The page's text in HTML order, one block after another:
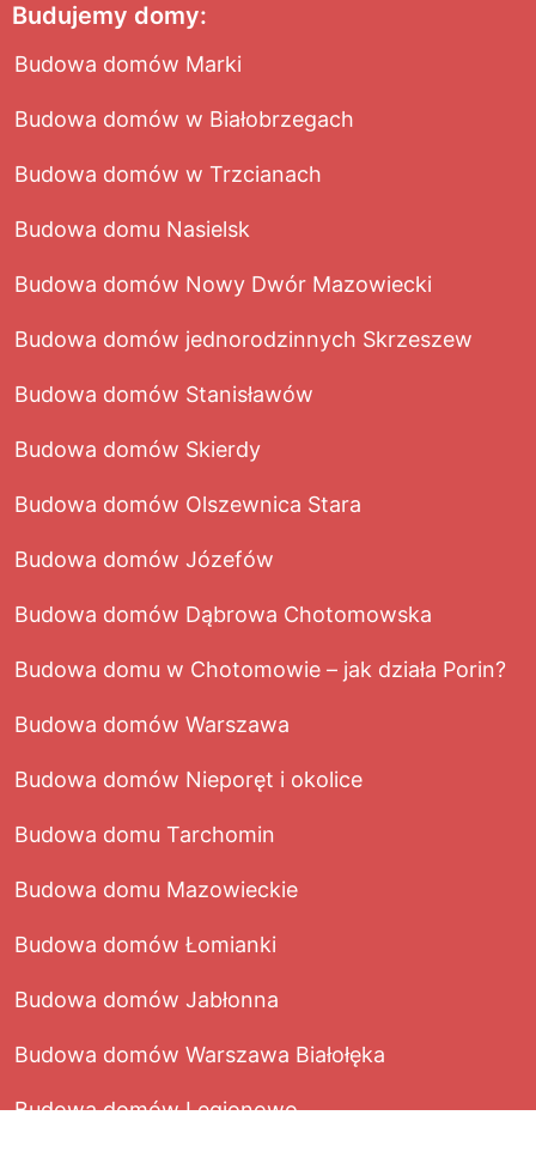
Budujemy domy:
Budowa domów Marki
Budowa domów w Białobrzegach
Budowa domów w Trzcianach
Budowa domu Nasielsk
Budowa domów Nowy Dwór Mazowiecki
Budowa domów jednorodzinnych Skrzeszew
Budowa domów Stanisławów
Budowa domów Skierdy
Budowa domów Olszewnica Stara
Budowa domów Józefów
Budowa domów Dąbrowa Chotomowska
Budowa domu w Chotomowie – jak działa Porin?
Budowa domów Warszawa
Budowa domów Nieporęt i okolice
Budowa domu Tarchomin
Budowa domu Mazowieckie
Budowa domów Łomianki
Budowa domów Jabłonna
Budowa domów Warszawa Białołęka
Budowa domów Legionowo